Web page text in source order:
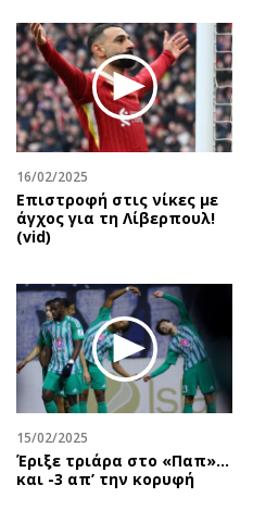
Σινεμά
Θέατρο-Χορός
Μουσική
Εικαστικά
Βιβλίο
Χειρόγραφα
16/02/2025
Επιστροφή στις νίκες με
άγχος για τη Λίβερπουλ!
(vid)
15/02/2025
Έριξε τριάρα στο «Παπ»…
και -3 απ’ την κορυφή